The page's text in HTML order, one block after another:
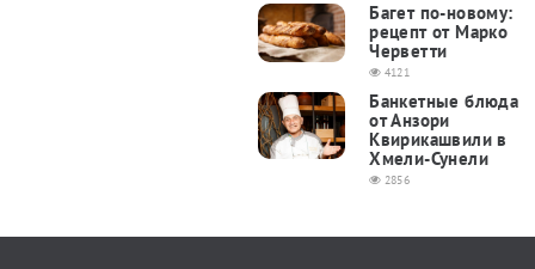
Багет по-новому:
рецепт от Марко
Черветти
4121
Банкетные блюда
от Анзори
Квирикашвили в
Хмели-Сунели
2856